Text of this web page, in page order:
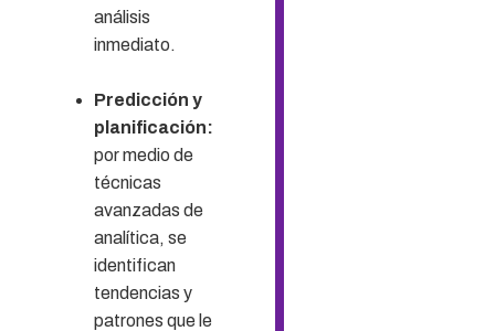
análisis
inmediato.
Predicción y
planificación:
por medio de
técnicas
avanzadas de
analítica, se
identifican
tendencias y
patrones que le